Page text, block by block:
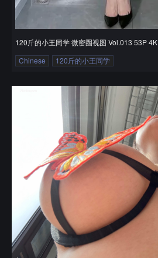
120斤的小王同学 微密圈视图 Vol.013 53P 4K
Chinese
120斤的小王同学